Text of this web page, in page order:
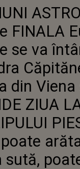
EUROVISION
CU
DIN VIENA ȘI
"NE POATE ARĂTA
FINALA
se va
din Viena
ZIUA